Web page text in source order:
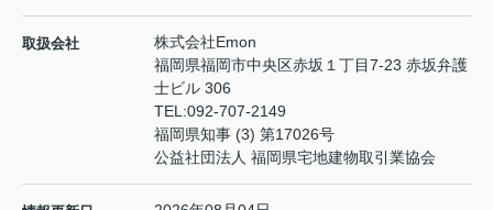
取扱会社
株式会社Emon
福岡県福岡市中央区赤坂１丁目7-23 赤坂弁護
士ビル 306
TEL:092-707-2149
福岡県知事 (3) 第17026号
公益社団法人 福岡県宅地建物取引業協会